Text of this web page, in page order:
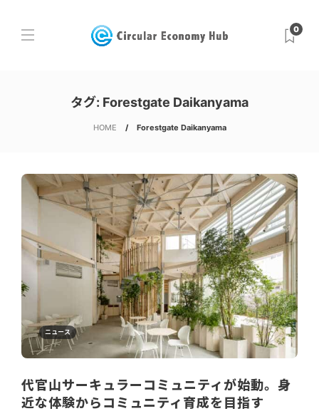
0
タグ: Forestgate Daikanyama
HOME Forestgate Daikanyama
ニュース
代官山サーキュラーコミュニティが始動。身
近な体験からコミュニティ育成を目指す